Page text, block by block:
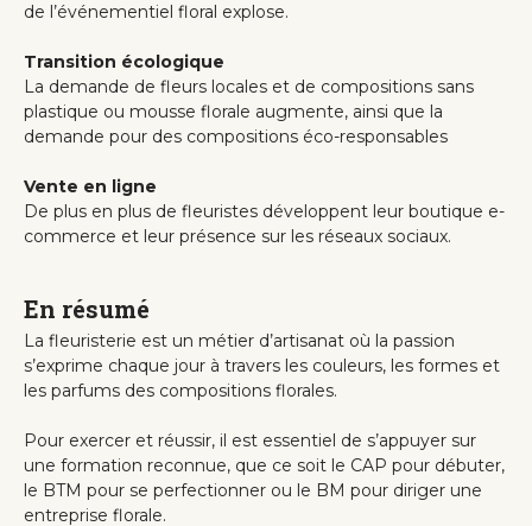
de l’événementiel floral explose.
Transition écologique
La demande de fleurs locales et de compositions sans
plastique ou mousse florale augmente, ainsi que la
demande pour des compositions éco-responsables
Vente en ligne
De plus en plus de fleuristes développent leur boutique e-
commerce et leur présence sur les réseaux sociaux.
En résumé
La fleuristerie est un métier d’artisanat où la passion
s’exprime chaque jour à travers les couleurs, les formes et
les parfums des compositions florales.
Pour exercer et réussir, il est essentiel de s’appuyer sur
une formation reconnue, que ce soit le CAP pour débuter,
le BTM pour se perfectionner ou le BM pour diriger une
entreprise florale.